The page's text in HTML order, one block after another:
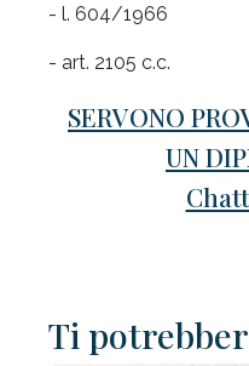
- l. 604/1966
- art. 2105 c.c.
SERVONO
UN
Ti